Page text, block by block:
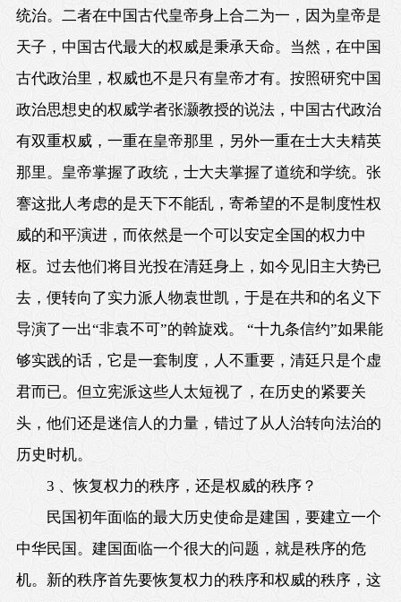
统治。二者在中国古代皇帝身上合二为一，因为皇帝是
天子，中国古代最大的权威是秉承天命。当然，在中国
古代政治里，权威也不是只有皇帝才有。按照研究中国
政治思想史的权威学者张灏教授的说法，中国古代政治
有双重权威，一重在皇帝那里，另外一重在士大夫精英
那里。皇帝掌握了政统，士大夫掌握了道统和学统。张
謇这批人考虑的是天下不能乱，寄希望的不是制度性权
威的和平演进，而依然是一个可以安定全国的权力中
枢。过去他们将目光投在清廷身上，如今见旧主大势已
去，便转向了实力派人物袁世凯，于是在共和的名义下
导演了一出“非袁不可”的斡旋戏。 “十九条信约”如果能
够实践的话，它是一套制度，人不重要，清廷只是个虚
君而已。但立宪派这些人太短视了，在历史的紧要关
头，他们还是迷信人的力量，错过了从人治转向法治的
历史时机。
3 、恢复权力的秩序，还是权威的秩序？
民国初年面临的最大历史使命是建国，要建立一个
中华民国。建国面临一个很大的问题，就是秩序的危
机。新的秩序首先要恢复权力的秩序和权威的秩序，这